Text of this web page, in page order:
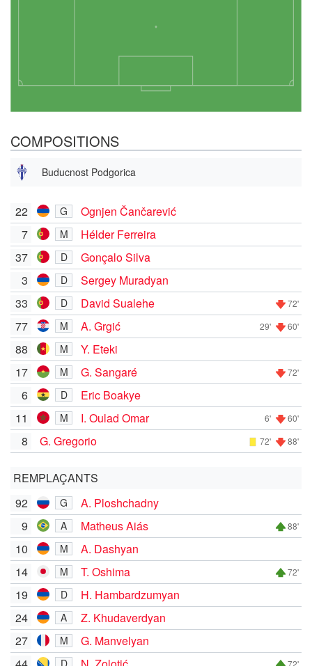
COMPOSITIONS
Buducnost Podgorica
22 G
Ognjen Čančarević
7
M
Hélder Ferreira
37
D
Gonçalo Silva
3
D
Sergey Muradyan
33
D David Sualehe 72'
77 M A. Grgić 29' 60'
88 M
Y. Eteki
17
M G. Sangaré 72'
6 D
Eric Boakye
11
M I. Oulad Omar 6' 60'
8 G. Gregorio 72' 88'
REMPLAÇANTS
92
G
A. Ploshchadny
9
A Matheus Aiás 88'
10 M
A. Dashyan
14
M T. Oshima 72'
19 D
H. Hambardzumyan
24
A
Z. Khudaverdyan
27
M
G. Manvelyan
72'